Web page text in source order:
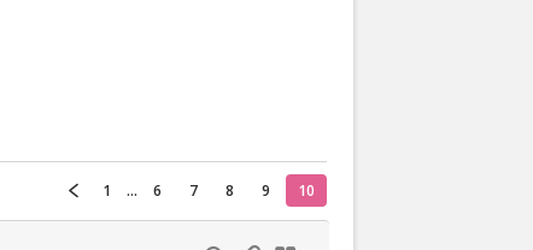
Thuis
1 ... 6 7 8 9 10